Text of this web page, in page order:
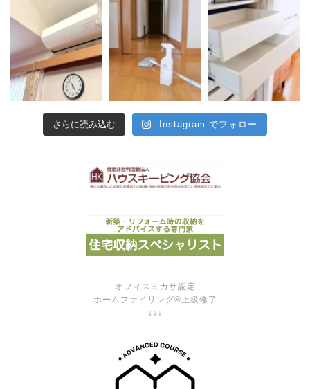
さらに読み込む Instagram でフォロー
オフィスミカサ認定
ホームファイリング®上級修了
↓↓↓